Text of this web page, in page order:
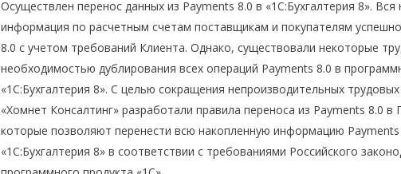
Осуществлен перенос данных из Payments 8.0 в «1С:Бухгалтерия 8».
информация по расчетным счетам поставщикам и покупателям
8.0 с учетом требований Клиента. Однако, существовали некоторые
необходимостью дублирования всех операций Payments 8.0 в
«1С:Бухгалтерия 8». С целью сокращения непроизводительных
«Хомнет Консалтинг» разработали правила переноса из Payments 8.0 в
которые позволяют перенести всю накопленную информацию
«1С:Бухгалтерия 8» в соответствии с требованиями Российского